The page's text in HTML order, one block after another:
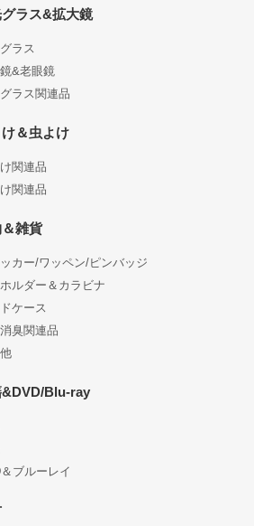
ラス&拡大鏡
ラス
&老眼鏡
ラス関連品
＆虫よけ
関連品
関連品
雑貨
カー/ワッペン/ピンバッジ
ルダー＆カラビナ
ケース
臭関連品
Blu-ray
ブルーレイ